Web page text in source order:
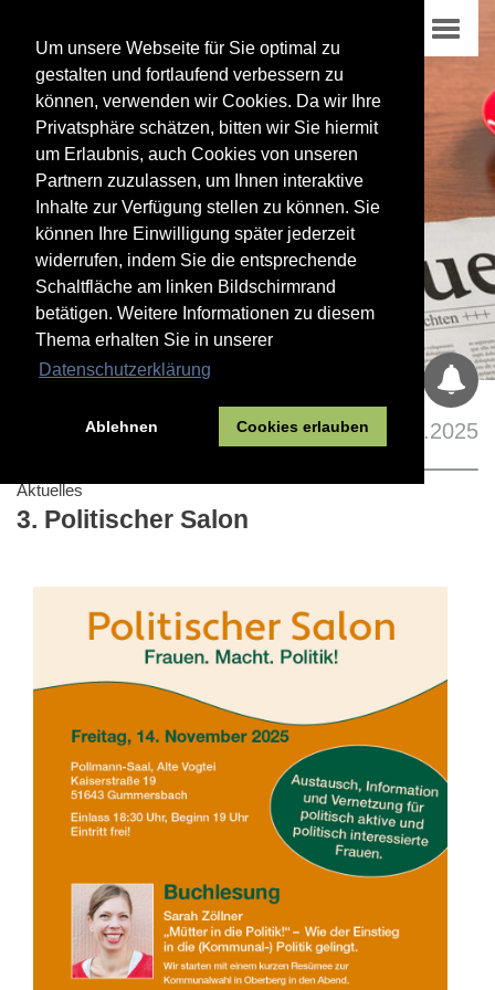
Um unsere Webseite für Sie optimal zu
gestalten und fortlaufend verbessern zu
können, verwenden wir Cookies. Da wir Ihre
Privatsphäre schätzen, bitten wir Sie hiermit
um Erlaubnis, auch Cookies von unseren
Partnern zuzulassen, um Ihnen interaktive
Inhalte zur Verfügung stellen zu können. Sie
können Ihre Einwilligung später jederzeit
widerrufen, indem Sie die entsprechende
Schaltfläche am linken Bildschirmrand
betätigen. Weitere Informationen zu diesem
Thema erhalten Sie in unserer
Datenschutzerklärung
Ablehnen Cookies erlauben
Aktuelles
3. Politischer Salon
26.10.2025